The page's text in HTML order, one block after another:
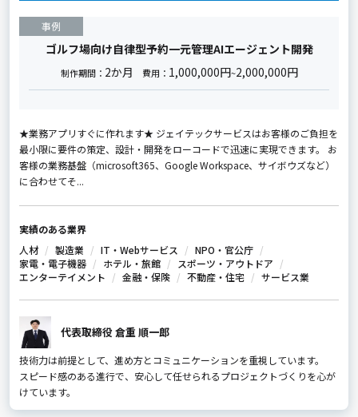
事例
ゴルフ場向け自律型予約一元管理AIエージェント開発
制作期間： 2か月 費用： 1,000,000円~2,000,000円
★業務アプリすぐに作れます★ ジェイテックサービスはお客様のご負担を
最小限に要件の策定、設計・開発をローコードで迅速に実現できます。 お
客様の業務基盤（microsoft365、Google Workspace、サイボウズなど）
に合わせてそ...
実績のある業界
人材
製造業 IT・Webサービス
NPO・官公庁
家電・電子機器
ホテル・旅館
スポーツ・アウトドア
エンターテイメント
金融・保険 不動産・住宅 サービス業
代表取締役 倉重 順一郎
技術力は前提として、進め方とコミュニケーションを重視しています。
スピード感のある進行で、安心して任せられるプロジェクトづくりを心が
けています。